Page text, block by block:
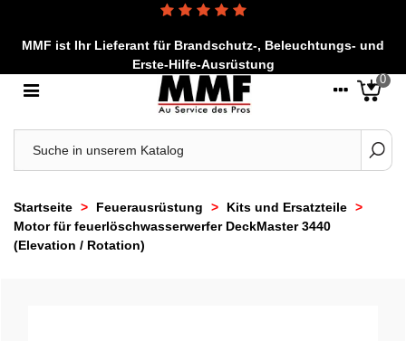
MMF ist Ihr Lieferant für Brandschutz-, Beleuchtungs- und
Erste-Hilfe-Ausrüstung
0
Startseite > Feuerausrüstung > Kits und Ersatzteile >
Motor für feuerlöschwasserwerfer DeckMaster 3440
(Elevation / Rotation)